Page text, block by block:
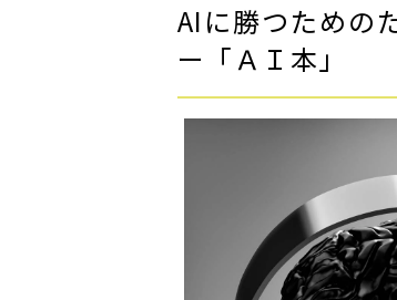
AIに勝つための
ー「ＡＩ本」